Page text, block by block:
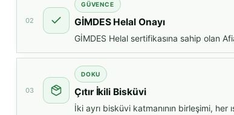
02
GÜVENCE
GİMDES Helal Onayı
GİMDES Helal sertifikasına sahip olan
03
DOKU
Çıtır İkili Bisküvi
İki ayrı bisküvi katmanının birleşimi, her